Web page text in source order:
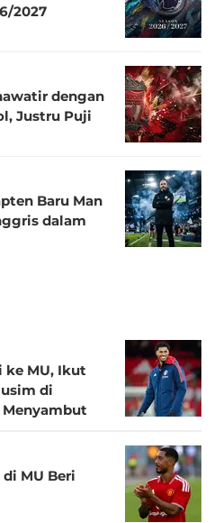
2027
dengan
Justru Puji
Baru Man
dalam
ke MU, Ikut
di
Menyambut
MU Beri